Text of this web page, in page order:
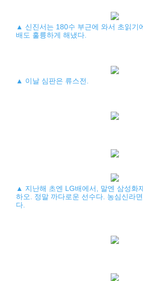
▲ 신진서는 180수 부근에 와서 초읽기
배도 훌륭하게 해냈다.
▲ 이날 심판은 류스전.
▲ 지난해 초엔 LG배에서, 말엔 삼성화
하오. 정말 까다로운 선수다. 농심신라
다.